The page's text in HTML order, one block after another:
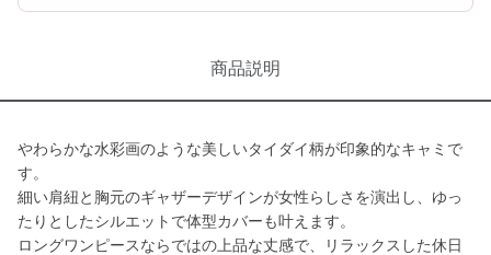
商品説明
やわらかな水彩画のような美しいタイダイ柄が印象的なキャミで
す。
細い肩紐と胸元のギャザーデザインが女性らしさを演出し、ゆっ
たりとしたシルエットで体型カバーも叶えます。
ロングワンピースならではの上品な丈感で、リラックスした休日